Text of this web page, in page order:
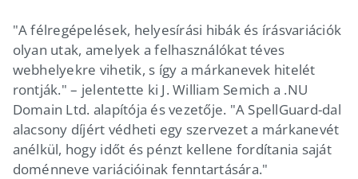
"A félregépelések, helyesírási hibák és írásvariációk
olyan utak, amelyek a felhasználókat téves
webhelyekre vihetik, s így a márkanevek hitelét
rontják." – jelentette ki J. William Semich a .NU
Domain Ltd. alapítója és vezetője. "A SpellGuard-dal
alacsony díjért védheti egy szervezet a márkanevét
anélkül, hogy időt és pénzt kellene fordítania saját
doménneve variációinak fenntartására."